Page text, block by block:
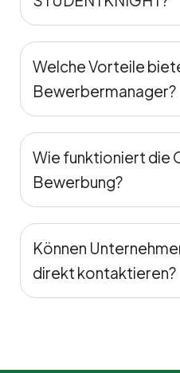
Welche Vorteile
Bewerbermanager?
Wie funktioniert die
Bewerbung?
Können
direkt kontaktieren?